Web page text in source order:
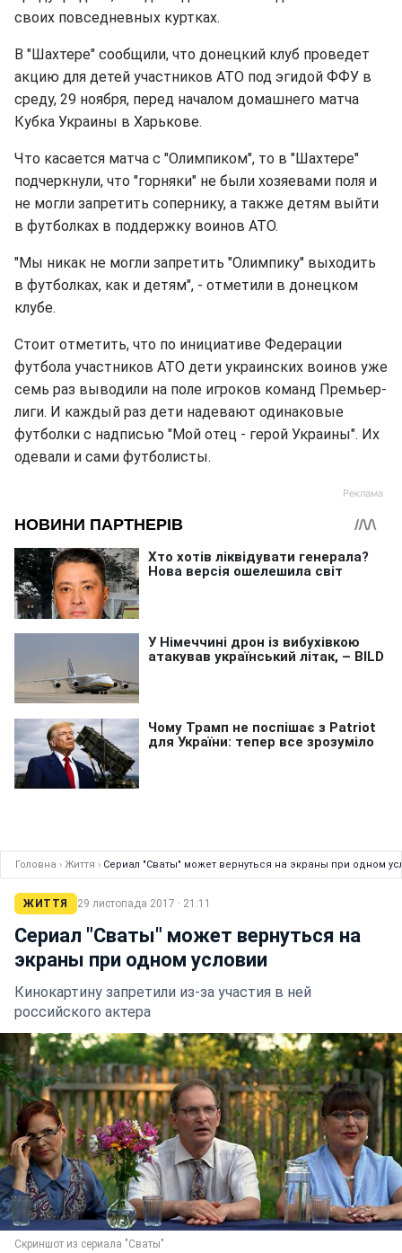
своих повседневных куртках.
В "Шахтере" сообщили, что донецкий клуб проведет
акцию для детей участников АТО под эгидой ФФУ в
среду, 29 ноября, перед началом домашнего матча
Кубка Украины в Харькове.
Что касается матча с "Олимпиком", то в "Шахтере"
подчеркнули, что "горняки" не были хозяевами поля и
не могли запретить сопернику, а также детям выйти
в футболках в поддержку воинов АТО.
"Мы никак не могли запретить "Олимпику" выходить
в футболках, как и детям", - отметили в донецком
клубе.
Стоит отметить, что по инициативе Федерации
футбола участников АТО дети украинских воинов уже
семь раз выводили на поле игроков команд Премьер-
лиги. И каждый раз дети надевают одинаковые
футболки с надписью "Мой отец - герой Украины". Их
одевали и сами футболисты.
Головна › Життя › Сериал "Сваты" может вернуться на экраны при одном
ЖИТТЯ 29 листопада 2017 · 21:11
Сериал "Сваты" может вернуться на
экраны при одном условии
Кинокартину запретили из-за участия в ней
российского актера
Скриншот из сериала "Сваты"